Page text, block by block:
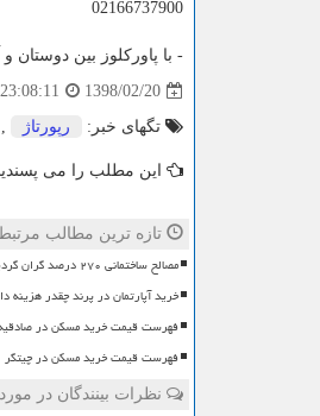
02166737900
- با پاورکلوز بین دوستان
1398/02/20
23:08:11
تگهای خبر: رپورتاژ ,
این مطلب را می
تازه ترین مطالب
مصالح ساختمانی ۲۷۰ درصد گران گردید
خرید آپارتمان در پرند چقدر هزینه
فهرست قیمت خرید مسکن در
فهرست قیمت خرید مسکن در چیتگر
نظرات بینندگان در